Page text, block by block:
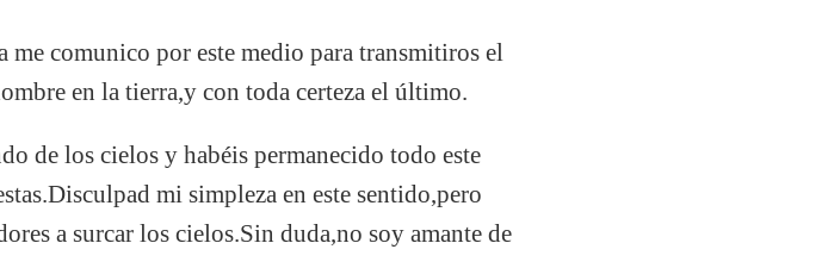
comunico por este medio para transmitiros el
en la tierra,y con toda certeza el último.
de los cielos y habéis permanecido todo este
Disculpad mi simpleza en este sentido,pero
a surcar los cielos.Sin duda,no soy amante de